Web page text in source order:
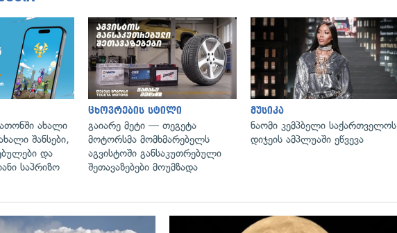
ახალი
შანსები,
და
საპრიზო
ცხოვრების სტილი
გაიარე მეტი — თეგეტა
მოტორსმა მომხმარებელს
აგვისტოში განსაკუთრებული
შეთავაზებები მოუმზადა
მუსიკა
ნაომი კემპბელი საქართველოს
დიჯეის ამპლუაში ეწვევა